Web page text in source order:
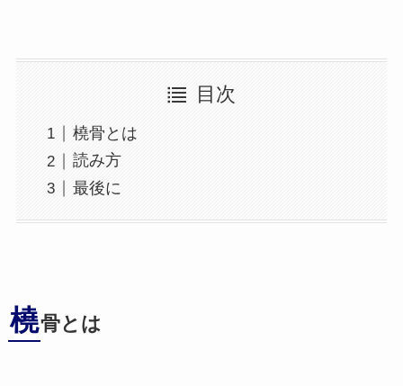
目次
橈骨とは
読み方
最後に
橈骨とは